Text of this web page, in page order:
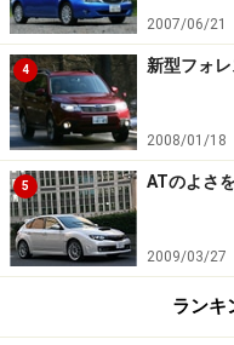
2007/06/21
4 新型フォ
2008/01/18
5 ATのよさ
2009/03/27
ランキ